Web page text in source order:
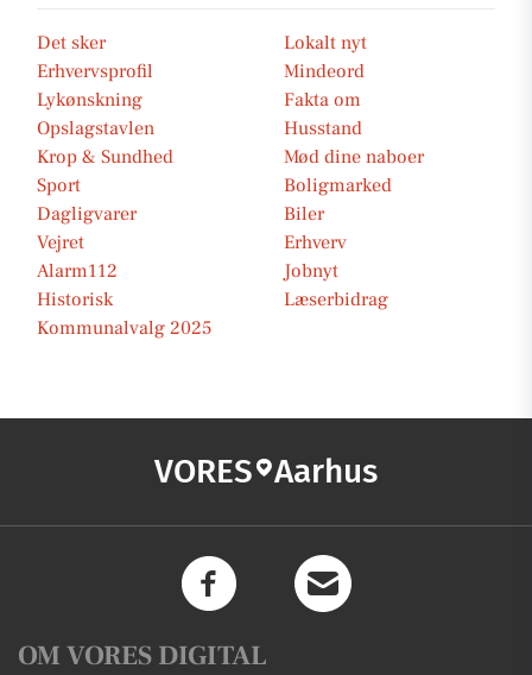
Det sker
Lokalt nyt
Erhvervsprofil
Mindeord
Lykønskning
Fakta om
Opslagstavlen
Husstand
Krop & Sundhed
Mød dine naboer
Sport
Boligmarked
Dagligvarer
Biler
Vejret
Erhverv
Alarm112
Jobnyt
Historisk
Læserbidrag
Kommunalvalg 2025
VORES Aarhus
OM VORES DIGITAL